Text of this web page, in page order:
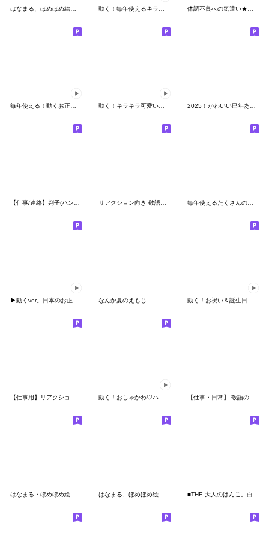
【仕事/連絡】判子(ハンコ)絵文字 vol.6 リアクション向き 敬語の縦書き絵文字 毎年使えるたくさんのお正月絵文字
なんか夏のえもじ
【仕事・日常】 敬語の四角い絵文字
はなまる・ほめほめ絵文字５ はなまる、ほめほめ絵文字２ ■THE 大人のはんこ。白フチで見やすい文字